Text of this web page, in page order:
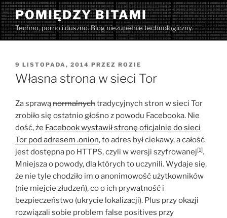
Przejdź
do
treści
POMIĘDZY BITAMI
Techno, porno i duszno. Blog niezupełnie technologiczny.
OPUBLIKOWANE
W
9 LISTOPADA, 2014 PRZEZ ROZIE
Własna strona w sieci Tor
Za sprawąnormalnychtradycyjnych stron w sieci Tor
zrobiło się ostatnio głośno z powodu Facebooka. Nie
dość, że Facebook wystawił stronę oficjalnie do sieci
Tor pod adresem .onion, to adres był ciekawy, a całość
jest dostępna po HTTPS, czyli w wersji szyfrowanej[1].
Mniejsza o powody, dla których to uczynili. Wydaje się,
że nie tyle chodziło im o anonimowość użytkowników
(nie miejcie złudzeń), co o ich prywatność i
bezpieczeństwo (ukrycie lokalizacji). Plus przy okazji
rozwiązali sobie problem false positives przy